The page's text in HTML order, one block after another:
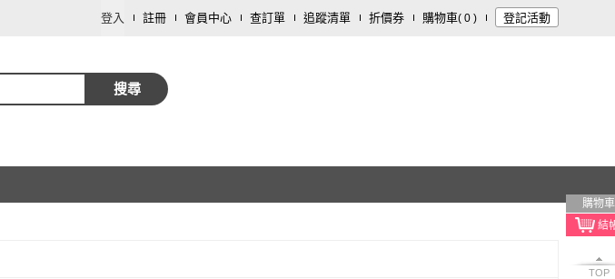
登入 註冊 會員中心 查訂單 追蹤清單 折價券 購物車( 0 ) 登記活動
搜尋
購物車
TOP